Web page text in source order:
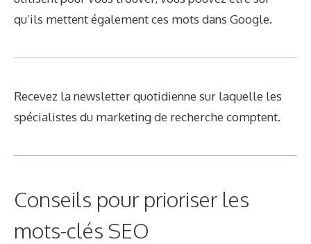
qu’ils mettent également ces mots dans Google.
Recevez la newsletter quotidienne sur laquelle les
spécialistes du marketing de recherche comptent.
Conseils pour prioriser les
mots-clés SEO